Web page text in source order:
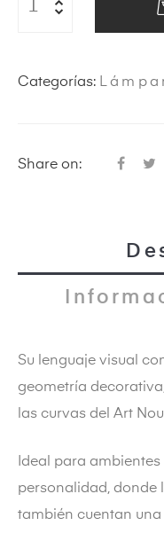
Categorías:
Share on:
Su lenguaje visual
geometría
las curvas del Art
Ideal para
personalidad, donde
también cuentan una